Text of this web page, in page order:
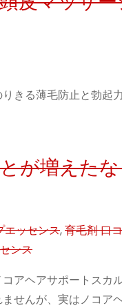
きる薄毛防止と勃
が増えた
エッセンス,育毛剤 口
ンス
アヘアサポートス
せんが、実はノコア